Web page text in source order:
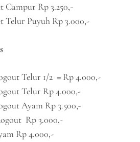
Campur Rp 3.250,-
Telur Puyuh Rp 3.000,-
Telur 1/2 = Rp 4.000,-
Telur Rp 4.000,-
Ayam Rp 3.500,-
Rp 3.000,-
Rp 4.000,-